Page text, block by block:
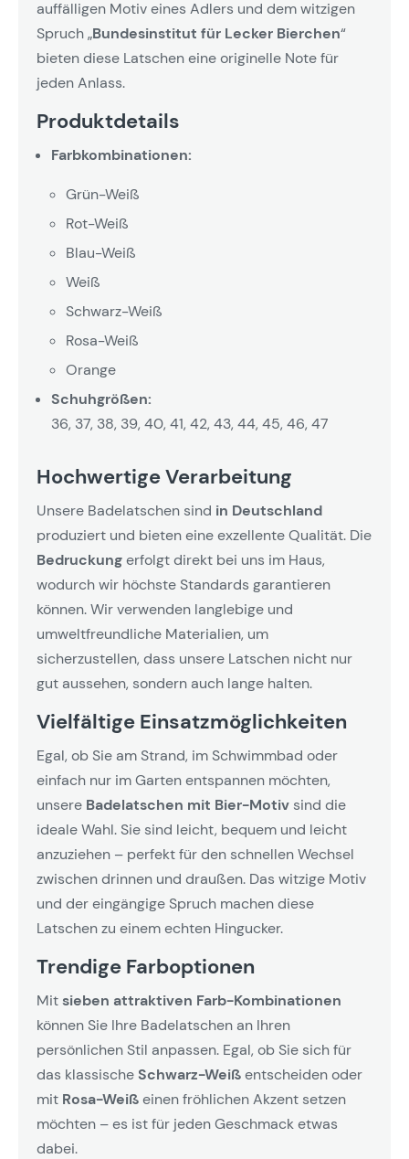
auffälligen Motiv eines Adlers und dem witzigen
Spruch „Bundesinstitut für Lecker Bierchen“
bieten diese Latschen eine originelle Note für
jeden Anlass.
Produktdetails
Farbkombinationen:
Grün-Weiß
Rot-Weiß
Blau-Weiß
Weiß
Schwarz-Weiß
Rosa-Weiß
Orange
Schuhgrößen:
36, 37, 38, 39, 40, 41, 42, 43, 44, 45, 46, 47
Hochwertige Verarbeitung
Unsere Badelatschen sind in Deutschland
produziert und bieten eine exzellente Qualität. Die
Bedruckungerfolgt direkt bei uns im Haus,
wodurch wir höchste Standards garantieren
können. Wir verwenden langlebige und
umweltfreundliche Materialien, um
sicherzustellen, dass unsere Latschen nicht nur
gut aussehen, sondern auch lange halten.
Vielfältige Einsatzmöglichkeiten
Egal, ob Sie am Strand, im Schwimmbad oder
einfach nur im Garten entspannen möchten,
unsere Badelatschen mit Bier-Motiv sind die
ideale Wahl. Sie sind leicht, bequem und leicht
anzuziehen – perfekt für den schnellen Wechsel
zwischen drinnen und draußen. Das witzige Motiv
und der eingängige Spruch machen diese
Latschen zu einem echten Hingucker.
Trendige Farboptionen
Mitsieben attraktiven Farb-Kombinationen
können Sie Ihre Badelatschen an Ihren
persönlichen Stil anpassen. Egal, ob Sie sich für
das klassische Schwarz-Weißentscheiden oder
mit Rosa-Weißeinen fröhlichen Akzent setzen
möchten – es ist für jeden Geschmack etwas
dabei.